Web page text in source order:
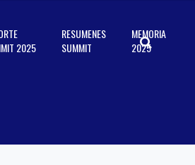
2025
RESUMENES
SUMMIT
MEMORIA
2025